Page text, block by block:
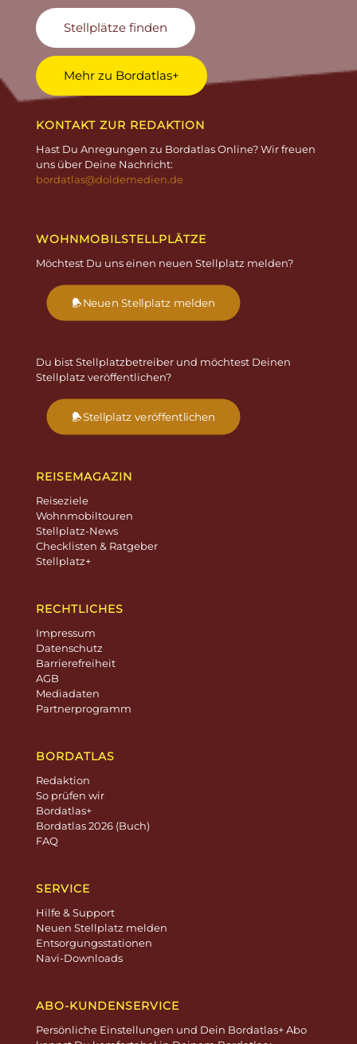
Stellplätze finden
Mehr zu Bordatlas+
KONTAKT ZUR REDAKTION
Hast Du Anregungen zu Bordatlas Online? Wir freuen
uns über Deine Nachricht:
bordatlas@doldemedien.de
WOHNMOBILSTELLPLÄTZE
Möchtest Du uns einen neuen Stellplatz melden?
Neuen Stellplatz melden
Du bist Stellplatzbetreiber und möchtest Deinen
Stellplatz veröffentlichen?
Stellplatz veröffentlichen
REISEMAGAZIN
Reiseziele
Wohnmobiltouren
Stellplatz-News
Checklisten & Ratgeber
Stellplatz+
RECHTLICHES
Impressum
Datenschutz
Barrierefreiheit
AGB
Mediadaten
Partnerprogramm
BORDATLAS
Redaktion
So prüfen wir
Bordatlas+
Bordatlas 2026 (Buch)
FAQ
SERVICE
Hilfe & Support
Neuen Stellplatz melden
Entsorgungsstationen
Navi-Downloads
ABO-KUNDENSERVICE
Persönliche Einstellungen und Dein Bordatlas+ Abo